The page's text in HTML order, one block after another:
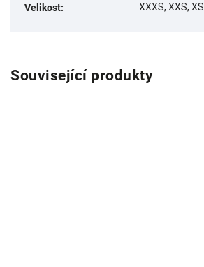
Velikost: XXXS, XXS, XS
Související produkty